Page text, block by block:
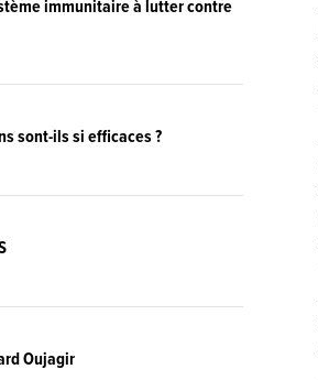
immunitaire à lutter contre
sont-ils si efficaces ?
Oujagir